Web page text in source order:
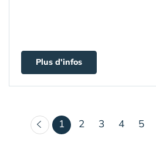
Plus d'infos
1 (courant)
2 3 4 5